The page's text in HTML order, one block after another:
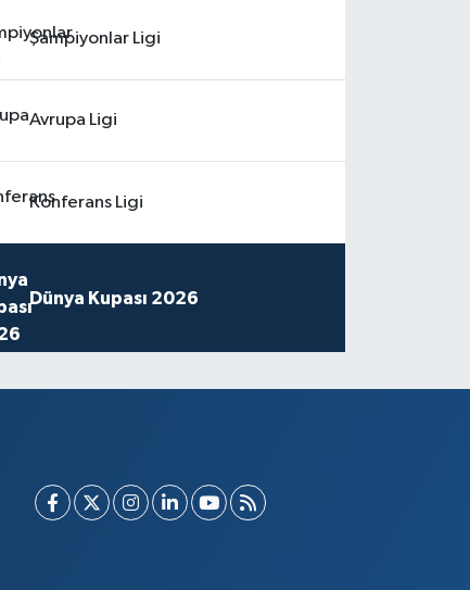
Şampiyonlar Ligi
Avrupa Ligi
Konferans Ligi
Dünya Kupası 2026